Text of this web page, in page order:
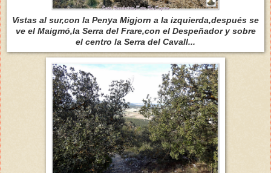
Vistas al sur,con la Penya Migjorn a la izquierda,después se
ve el Maigmó,la Serra del Frare,con el Despeñador y sobre
el centro la Serra del Cavall...